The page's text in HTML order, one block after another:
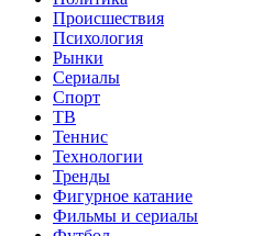
Происшествия
Психология
Рынки
Сериалы
Спорт
ТВ
Теннис
Технологии
Тренды
Фигурное катание
Фильмы и сериалы